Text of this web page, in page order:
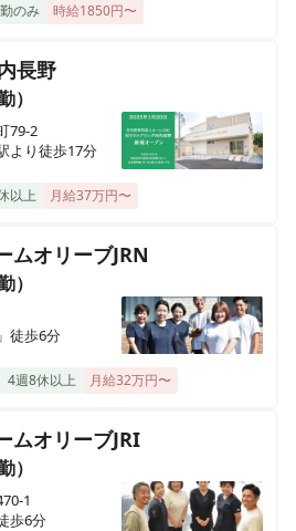
43号
の湯
77番地1 メゾントモエ1階
の宿
地
根の宿
2
のみ 時給1850円〜
長野
）
79-2
より徒歩17分
以上 月給37万円〜
ムオリーブJRN
）
徒歩6分
4週8休以上 月給32万円〜
ムオリーブJRI
）
1
歩6分